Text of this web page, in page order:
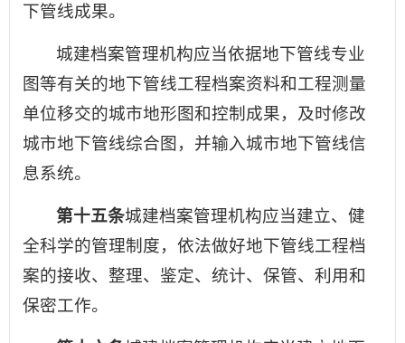
下管线成果。
城建档案管理机构应当依据地下管线专业
图等有关的地下管线工程档案资料和工程测量
单位移交的城市地形图和控制成果，及时修改
城市地下管线综合图，并输入城市地下管线信
息系统。
第十五条城建档案管理机构应当建立、健
全科学的管理制度，依法做好地下管线工程档
案的接收、整理、鉴定、统计、保管、利用和
保密工作。